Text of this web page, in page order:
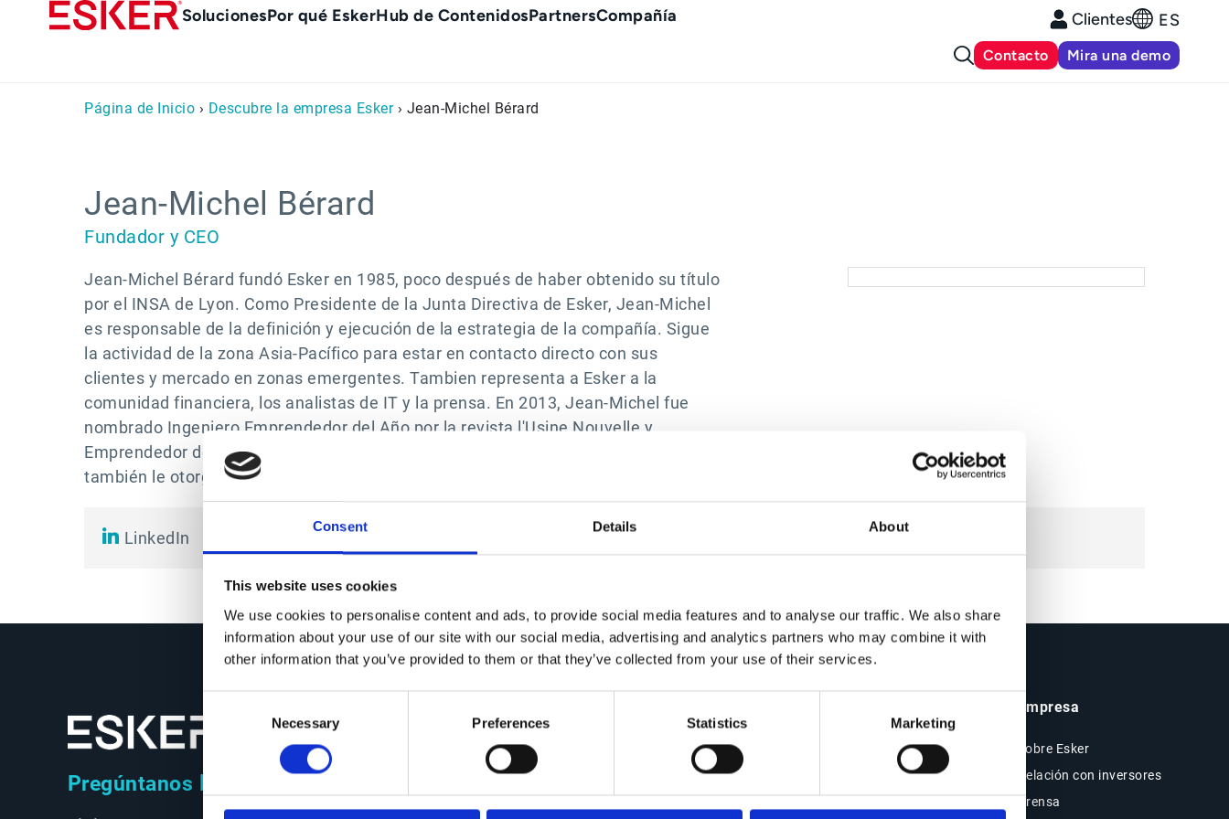
Consent Details About
This website uses cookies
We use cookies to personalise content and ads, to provide social media features and to analyse our traffic. We also share
information about your use of our site with our social media, advertising and analytics partners who may combine it with
other information that you’ve provided to them or that they’ve collected from your use of their services.
Selection
Necessary Preferences Statistics Marketing
Main
SolucionesPor qué EskerHub de ContenidosPartnersCompañía Clientes ES
Contacto Mira una demo
Página de Inicio › Descubre la empresa Esker› Jean-Michel Bérard
Jean-Michel Bérard
Fundador y CEO
Jean-Michel Bérard fundó Esker en 1985, poco después de haber obtenido su título
por el INSA de Lyon. Como Presidente de la Junta Directiva de Esker, Jean-Michel
es responsable de la definición y ejecución de la estrategia de la compañía. Sigue
la actividad de la zona Asia-Pacífico para estar en contacto directo con sus
clientes y mercado en zonas emergentes. Tambien representa a Esker a la
comunidad financiera, los analistas de IT y la prensa. En 2013, Jean-Michel fue
nombrado Ingeniero Emprendedor del Año por la revista l'Usine Nouvelle y
Emprendedor del Año para la región Rhône-Alpes el mismo año, por EY que
también le otorgó el mismo premio en 2000.
LinkedIn
Pregúntanos lo que quieras
Contáctanos
Nuestras oficinas
Resumen
Source-to-Pay (S2P)
Recursos
Empresa
Sobre Esker
Relación con inversores
Prensa